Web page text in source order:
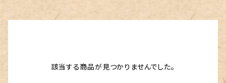
該当する商品が見つかりませんでした。